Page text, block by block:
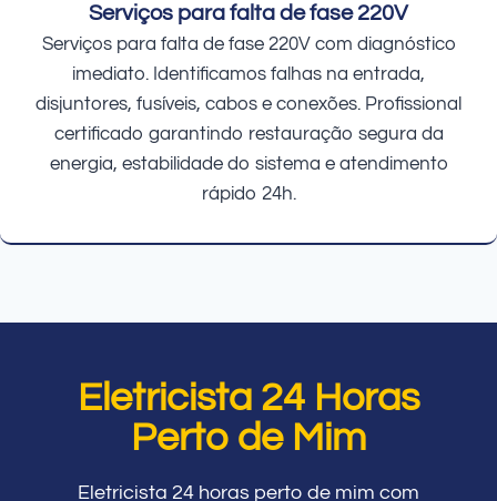
Serviços para falta de fase 220V
Serviços para falta de fase 220V com diagnóstico
imediato. Identificamos falhas na entrada,
disjuntores, fusíveis, cabos e conexões. Profissional
certificado garantindo restauração segura da
energia, estabilidade do sistema e atendimento
rápido 24h.
Eletricista 24 Horas
Perto de Mim
Eletricista 24 horas perto de mim com